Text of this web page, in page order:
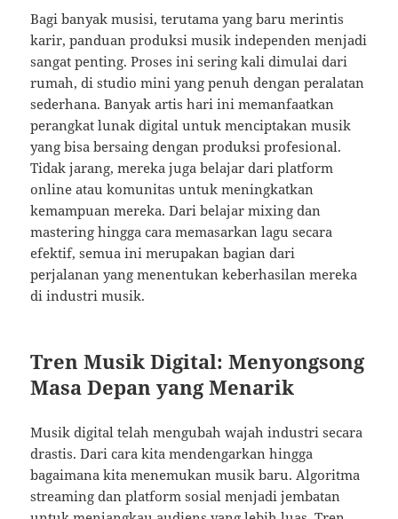
Bagi banyak musisi, terutama yang baru merintis
karir, panduan produksi musik independen menjadi
sangat penting. Proses ini sering kali dimulai dari
rumah, di studio mini yang penuh dengan peralatan
sederhana. Banyak artis hari ini memanfaatkan
perangkat lunak digital untuk menciptakan musik
yang bisa bersaing dengan produksi profesional.
Tidak jarang, mereka juga belajar dari platform
online atau komunitas untuk meningkatkan
kemampuan mereka. Dari belajar mixing dan
mastering hingga cara memasarkan lagu secara
efektif, semua ini merupakan bagian dari
perjalanan yang menentukan keberhasilan mereka
di industri musik.
Tren Musik Digital: Menyongsong
Masa Depan yang Menarik
Musik digital telah mengubah wajah industri secara
drastis. Dari cara kita mendengarkan hingga
bagaimana kita menemukan musik baru. Algoritma
streaming dan platform sosial menjadi jembatan